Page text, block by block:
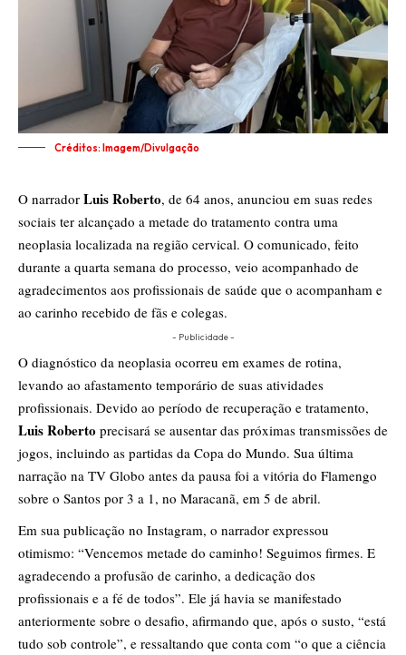
Créditos: Imagem/Divulgação
O narrador Luis Roberto, de 64 anos, anunciou em suas redes
sociais ter alcançado a metade do tratamento contra uma
neoplasia localizada na região cervical. O comunicado, feito
durante a quarta semana do processo, veio acompanhado de
agradecimentos aos profissionais de saúde que o acompanham e
ao carinho recebido de fãs e colegas.
- Publicidade -
O diagnóstico da neoplasia ocorreu em exames de rotina,
levando ao afastamento temporário de suas atividades
profissionais. Devido ao período de recuperação e tratamento,
Luis Roberto precisará se ausentar das próximas transmissões de
jogos, incluindo as partidas da Copa do Mundo. Sua última
narração na TV Globo antes da pausa foi a vitória do Flamengo
sobre o Santos por 3 a 1, no Maracanã, em 5 de abril.
Em sua publicação no Instagram, o narrador expressou
otimismo: “Vencemos metade do caminho! Seguimos firmes. E
agradecendo a profusão de carinho, a dedicação dos
profissionais e a fé de todos”. Ele já havia se manifestado
anteriormente sobre o desafio, afirmando que, após o susto, “está
tudo sob controle”, e ressaltando que conta com “o que a ciência